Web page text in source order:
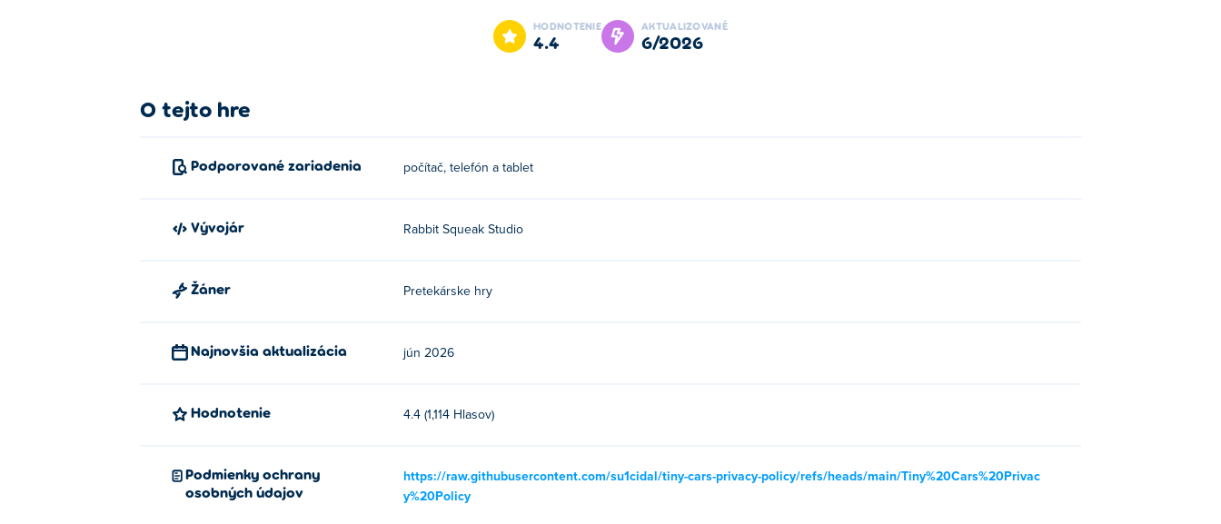
HODNOTENIE
4.4
AKTUALIZOVANÉ
6/2026
O tejto hre
Podporované zariadenia počítač, telefón a tablet
Vývojár Rabbit Squeak Studio
Žáner Pretekárske hry
Najnovšia aktualizácia jún 2026
Hodnotenie 4.4 (1,114 Hlasov)
Podmienky ochrany
osobných údajov
https://raw.githubusercontent.com/su1cidal/tiny-cars-privacy-policy/refs/heads/main/Tiny%20Cars%20Privac
y%20Policy